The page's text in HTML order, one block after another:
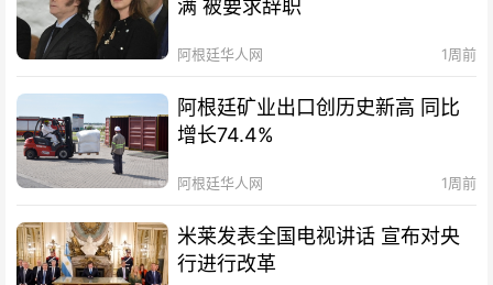
满 被要求辞职
阿根廷华人网 1周前
阿根廷矿业出口创历史新高 同比
增长74.4%
阿根廷华人网 1周前
米莱发表全国电视讲话 宣布对央
行进行改革